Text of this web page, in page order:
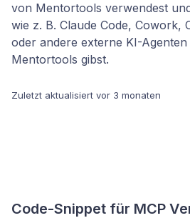
von Mentortools verwendest
wie z. B. Claude Code, Cowork,
oder andere externe KI-
Mentortools gibst.
Zuletzt aktualisiert vor 3 monaten
Code-Snippet für MCP